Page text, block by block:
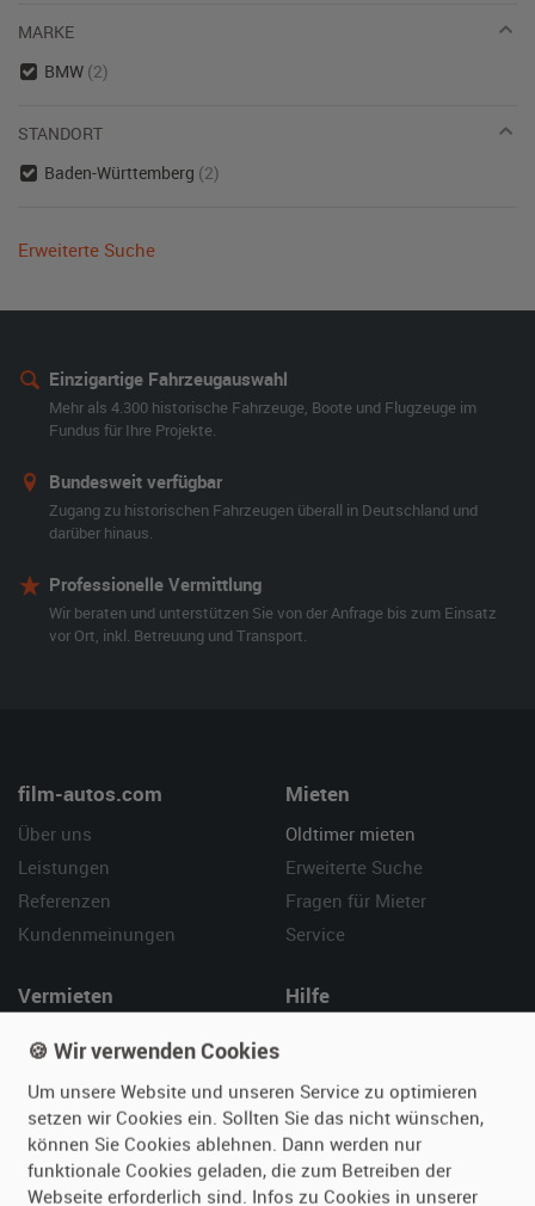
MARKE
BMW (2)
STANDORT
Baden-Württemberg (2)
Erweiterte Suche
Einzigartige Fahrzeugauswahl
Mehr als 4.300 historische Fahrzeuge, Boote und Flugzeuge im
Fundus für Ihre Projekte.
Bundesweit verfügbar
Zugang zu historischen Fahrzeugen überall in Deutschland und
darüber hinaus.
Professionelle Vermittlung
Wir beraten und unterstützen Sie von der Anfrage bis zum Einsatz
vor Ort, inkl. Betreuung und Transport.
film-autos.com
Über uns
Leistungen
Referenzen
Kundenmeinungen
Mieten
Oldtimer mieten
Erweiterte Suche
Fragen für Mieter
Service
Vermieten
Oldtimer anmelden
Fragen für Vermieter
Inserat verwalten
Hilfe
Kontakt
SPECIAL
🍪 Wir verwenden Cookies
Um unsere Website und unseren Service zu optimieren
setzen wir Cookies ein. Sollten Sie das nicht wünschen,
können Sie Cookies ablehnen. Dann werden nur
funktionale Cookies geladen, die zum Betreiben der
Webseite erforderlich sind. Infos zu Cookies in unserer